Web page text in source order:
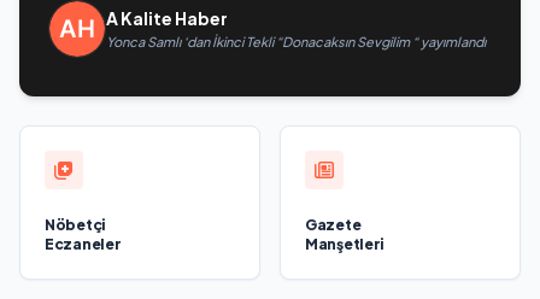
A Kalite Haber
Yonca Samlı ‘dan İkinci Tekli “Donacaksın Sevgilim “ yayımlandı
Nöbetçi
Eczaneler
Gazete
Manşetleri